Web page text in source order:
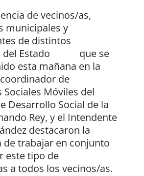
de vecinos/as,
municipales y
de distintos
del Estado que se
esta mañana en la
de
Sociales Móviles del
Desarrollo Social de la
Rey, y el Intendente
destacaron la
trabajar en conjunto
este tipo de
a todos los vecinos/as.